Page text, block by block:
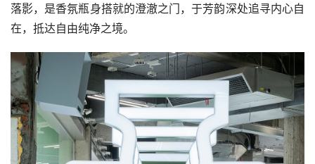
落影，是香氛瓶身搭就的澄澈之门，于芳韵深处追寻内心自
在，抵达自由纯净之境。